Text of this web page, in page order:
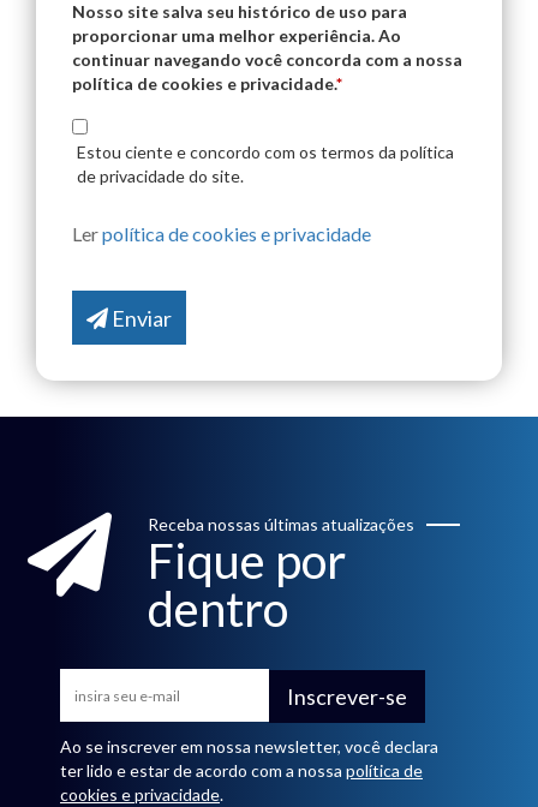
Nosso site salva seu histórico de uso para
proporcionar uma melhor experiência. Ao
continuar navegando você concorda com a nossa
política de cookies e privacidade.*
Estou ciente e concordo com os termos da política
de privacidade do site.
Lerpolítica de cookies e privacidade
Enviar
Receba nossas últimas atualizações
Fique por
dentro
Inscrever-se
Ao se inscrever em nossa newsletter, você declara
ter lido e estar de acordo com a nossa política de
cookies e privacidade.